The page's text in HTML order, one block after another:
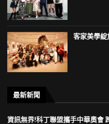
客家美學綻
最新新聞
資訊無界!科丁聯盟攜手中華奧會